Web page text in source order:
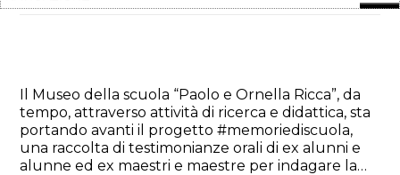
Il Museo della scuola “Paolo e Ornella Ricca”, da
tempo, attraverso attività di ricerca e didattica, sta
portando avanti il progetto #memoriediscuola,
una raccolta di testimonianze orali di ex alunni e
alunne ed ex maestri e maestre per indagare la…